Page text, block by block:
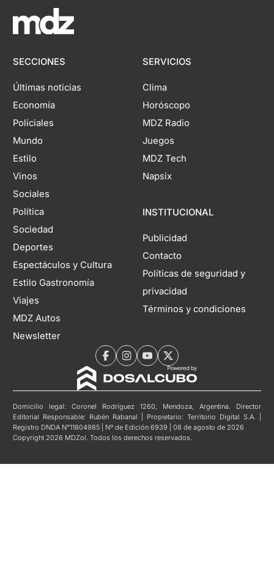
SECCIONES
Últimas noticias
Economía
Policiales
Mundo
Estilo
Vinos
Sociales
Política
Sociedad
Deportes
Espectáculos y Cultura
Estilo Gastronomía
Viajes
MDZ Autos
Newsletter
SERVICIOS
Clima
Horóscopo
MDZ Radio
Juegos
MDZ Tech
Napsix
INSTITUCIONAL
Publicidad
Contacto
Políticas de seguridad y
privacidad
Términos y condiciones
Domicilio legal: Coronel Rodríguez 1260, Mendoza, Argentina. Director
Editorial Responsable: Rubén Rabanal | Propietario: Territorio Digital S.A. |
Registro DNDA N°11804985 | Nº de Edición 6939 | 08 de agosto de 2026
Copyright 2026 MDZol. Todos los derechos reservados.